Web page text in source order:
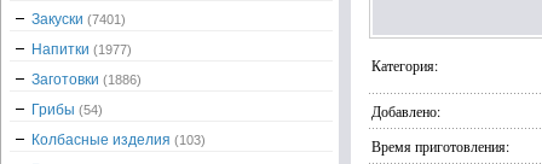
Категория:
Добавлено:
Время приготовления:
Закуски (7401)
Напитки (1977)
Заготовки (1886)
Грибы (54)
Колбасные изделия (103)